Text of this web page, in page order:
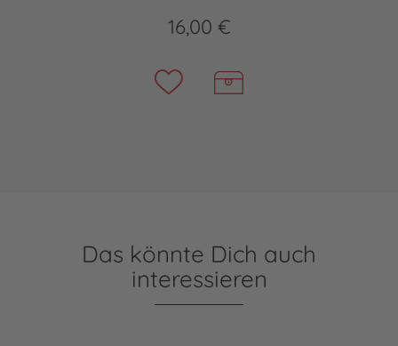
16,00 €
Das könnte Dich auch
interessieren